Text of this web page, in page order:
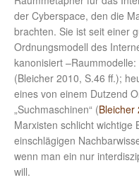
der Cyberspace, den die
brachten. Sie ist seit einer
Ordnungsmodell des
kanonisiert
(Bleicher 2010, S.46 ff.);
eines von einem Dutzend
„Suchmaschinen“ (Bleicher
Marxisten schlicht wichtige
einschlägigen
wenn man ein nur
will.